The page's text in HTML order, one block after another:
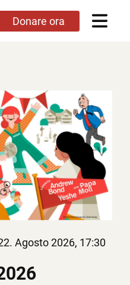
Donare ora
Agosto 2026, 17:30